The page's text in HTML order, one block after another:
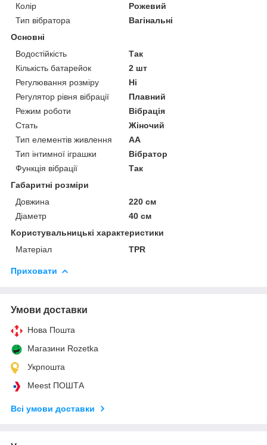
Колір
Рожевий
Тип вібратора
Вагінальні
Основні
Водостійкість
Так
Кількість батарейок
2 шт
Регулювання розміру
Ні
Регулятор рівня вібрації
Плавний
Режим роботи
Вібрація
Стать
Жіночий
Тип елементів живлення
AA
Тип інтимної іграшки
Вібратор
Функція вібрації
Так
Габаритні розміри
Довжина
220 см
Діаметр
40 см
Користувальницькі характеристики
Матеріал
TPR
Приховати
Умови доставки
Нова Пошта
Магазини Rozetka
Укрпошта
Meest ПОШТА
Всі умови доставки